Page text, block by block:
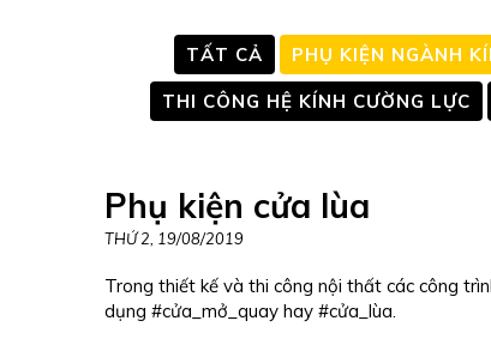
TẤT CẢ PHỤ KIỆN NGÀNH
THI CÔNG HỆ KÍNH CƯỜNG LỰC
Phụ kiện cửa lùa
THỨ 2, 19/08/2019
Trong thiết kế và thi công nội thất các công
dụng #cửa_mở_quay hay #cửa_lùa.